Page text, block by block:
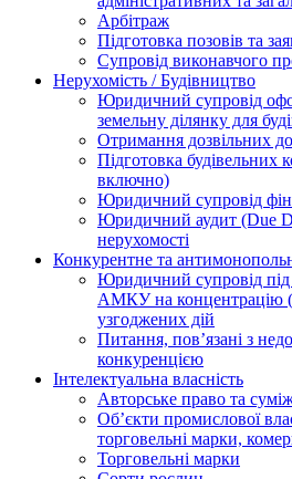
Арбітраж
Підготовка позовів та
Супровід виконавчого
Нерухомість / Будівництво
Юридичний супровід
земельну ділянку для
Отримання дозвільних
Підготовка будівельних
включно)
Юридичний супровід
Юридичний аудит (Due
нерухомості
Конкурентне та
Юридичний супровід під
АМКУ на концентрацію
узгоджених дій
Питання, пов’язані з
конкуренцією
Інтелектуальна власність
Авторське право та
Oб’єкти промислової
торговельні марки,
Торговельні марки